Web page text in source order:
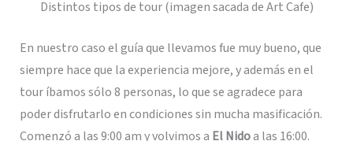
Distintos tipos de tour (imagen sacada de Art Cafe)
En nuestro caso el guía que llevamos fue muy bueno, que
siempre hace que la experiencia mejore, y además en el
tour íbamos sólo 8 personas, lo que se agradece para
poder disfrutarlo en condiciones sin mucha masificación.
Comenzó a las 9:00 am y volvimos a El Nidoa las 16:00.